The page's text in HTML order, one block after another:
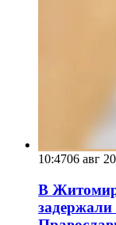
10:4706 авг
В